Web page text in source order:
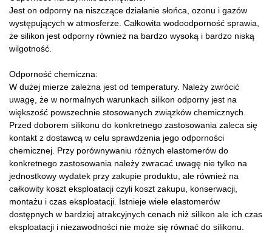
Jest on odporny na niszczące działanie słońca, ozonu i gazów
występujących w atmosferze. Całkowita wodoodporność sprawia,
że silikon jest odporny również na bardzo wysoką i bardzo niską
wilgotność.
Odporność chemiczna:
W dużej mierze zależna jest od temperatury. Należy zwrócić
uwagę, że w normalnych warunkach silikon odporny jest na
większość powszechnie stosowanych związków chemicznych.
Przed doborem silikonu do konkretnego zastosowania zaleca się
kontakt z dostawcą w celu sprawdzenia jego odporności
chemicznej. Przy porównywaniu różnych elastomerów do
konkretnego zastosowania należy zwracać uwagę nie tylko na
jednostkowy wydatek przy zakupie produktu, ale również na
całkowity koszt eksploatacji czyli koszt zakupu, konserwacji,
montażu i czas eksploatacji. Istnieje wiele elastomerów
dostępnych w bardziej atrakcyjnych cenach niż silikon ale ich czas
eksploatacji i niezawodności nie może się równać do silikonu.